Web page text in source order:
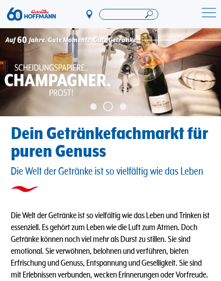
Direkt
zum
Inhalt
Startseite Getränke Hoffmann
Dein Getränkefachmarkt für
puren Genuss
Die Welt der Getränke ist so vielfältig wie das Leben
Die Welt der Getränke ist so vielfältig wie das Leben und Trinken ist
essenziell. Es gehört zum Leben wie die Luft zum Atmen. Doch
Getränke können noch viel mehr als Durst zu stillen. Sie sind
emotional. Sie verwöhnen, belohnen und verführen, bieten
Erfrischung und Genuss, Entspannung und Geselligkeit. Sie sind
mit Erlebnissen verbunden, wecken Erinnerungen oder Vorfreude.